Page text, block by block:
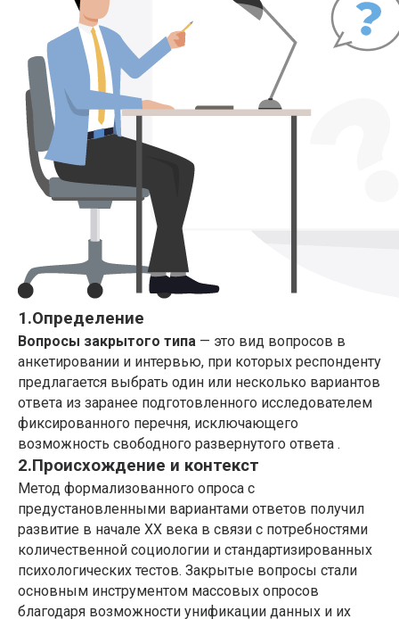
1.Определение
Вопросы закрытого типа — это вид вопросов в
анкетировании и интервью, при которых респонденту
предлагается выбрать один или несколько вариантов
ответа из заранее подготовленного исследователем
фиксированного перечня, исключающего
возможность свободного развернутого ответа .
2.Происхождение и контекст
Метод формализованного опроса с
предустановленными вариантами ответов получил
развитие в начале XX века в связи с потребностями
количественной социологии и стандартизированных
психологических тестов. Закрытые вопросы стали
основным инструментом массовых опросов
благодаря возможности унификации данных и их